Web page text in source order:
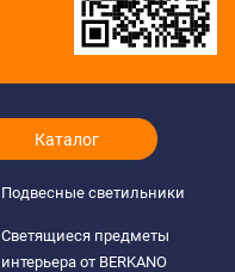
Каталог
Подвесные светильники
Светящиеся предметы
интерьера от BERKANO